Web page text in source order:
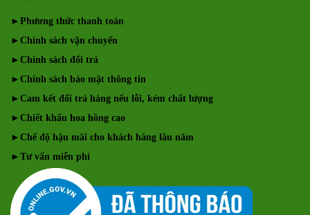
► Phương thức thanh toán
► Chính sách vận chuyển
► Chính sách đổi trả
► Chính sách bảo mật thông tin
► Cam kết đổi trả hàng nếu lỗi, kém chất lượng
► Chiết khấu hoa hồng cao
► Chế độ hậu mãi cho khách hàng lâu năm
► Tư vấn miễn phí